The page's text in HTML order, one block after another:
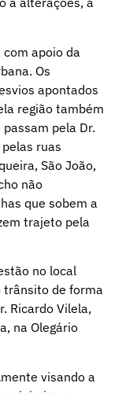
apoio da
Os
apontados
região também
pela Dr.
ruas
São João,
não
que sobem a
trajeto pela
no local
trânsito de forma
Ricardo Vilela,
na Olegário
visando a